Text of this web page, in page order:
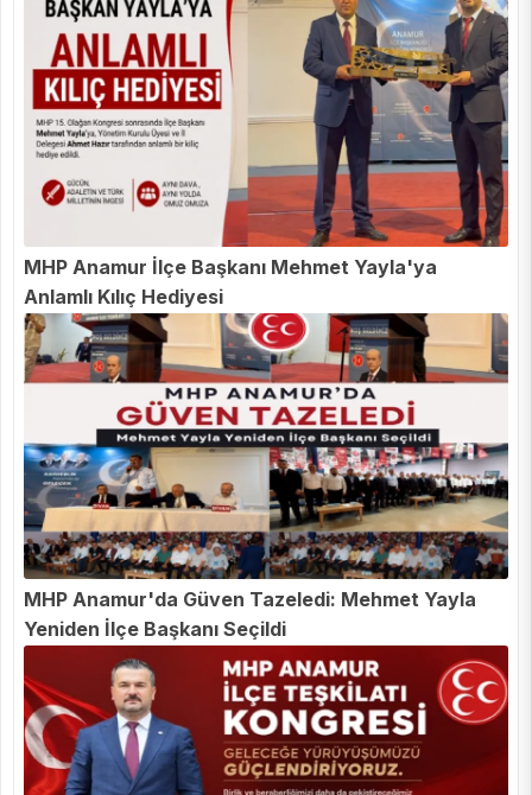
MHP Anamur İlçe Başkanı Mehmet Yayla'ya
Anlamlı Kılıç Hediyesi
MHP Anamur'da Güven Tazeledi: Mehmet Yayla
Yeniden İlçe Başkanı Seçildi